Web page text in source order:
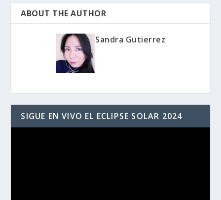
ABOUT THE AUTHOR
Sandra Gutierrez
SIGUE EN VIVO EL ECLIPSE SOLAR 2024